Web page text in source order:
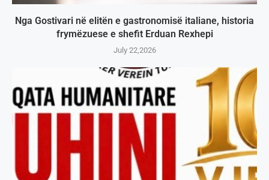
Nga Gostivari në elitën e gastronomisë italiane, historia
frymëzuese e shefit Erduan Rexhepi
July 22,2026